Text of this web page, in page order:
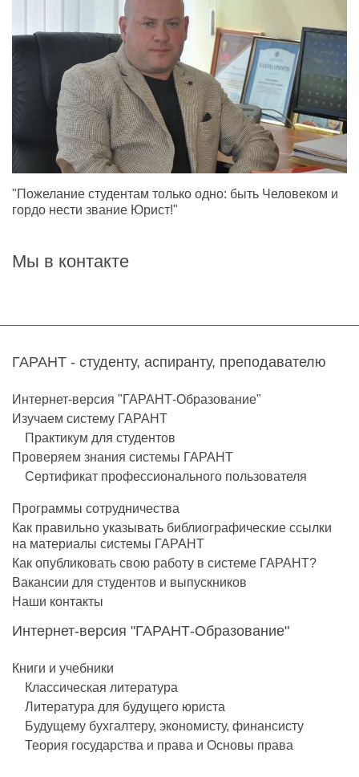
"Пожелание студентам только одно: быть Человеком и
гордо нести звание Юрист!"
Мы в контакте
ГАРАНТ - студенту, аспиранту, преподавателю
Интернет-версия "ГАРАНТ-Образование"
Изучаем систему ГАРАНТ
Практикум для студентов
Проверяем знания системы ГАРАНТ
Сертификат профессионального пользователя
Программы сотрудничества
Как правильно указывать библиографические ссылки
на материалы системы ГАРАНТ
Как опубликовать свою работу в системе ГАРАНТ?
Вакансии для студентов и выпускников
Наши контакты
Интернет-версия "ГАРАНТ-Образование"
Книги и учебники
Классическая литература
Литература для будущего юриста
Будущему бухгалтеру, экономисту, финансисту
Теория государства и права и Основы права